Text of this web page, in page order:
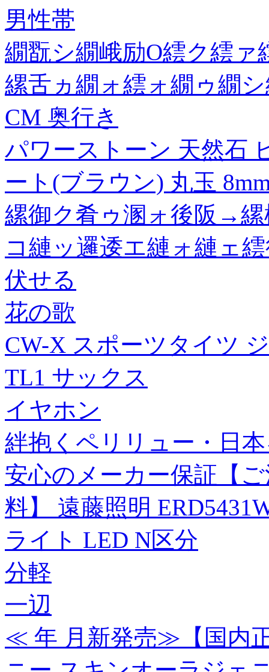
男性帯
繝翫シ繝峨励Ο繧ク繧ァ
縲舌ヵ繝ォ繧ォ繝ゥ繝
CM 奥行き
パワーストーン 天然石
ート(ブラウン) 丸玉
縲御ク肴ゥ溷ォ後阪→縲
コ縺ッ邏逶エ縺ォ縺ェ
伏せる
花の歌
CW-X スポーツタイツ
TL1 サックス
イヤホン
絆抱くペリリュー・日
安心のメーカー保証【
料】 遠藤照明
ライト LED N区分
分軽
一辺
≪ 年 月新発売≫【国内